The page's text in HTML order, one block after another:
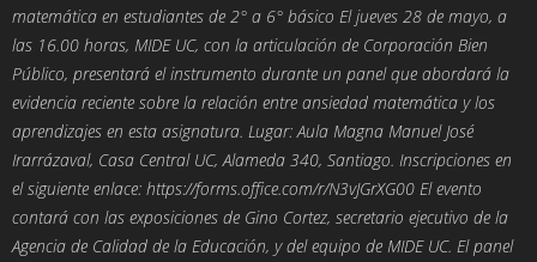
matemática en estudiantes de 2° a 6° básico El jueves 28 de mayo, a
las 16.00 horas, MIDE UC, con la articulación de Corporación Bien
Público, presentará el instrumento durante un panel que abordará la
evidencia reciente sobre la relación entre ansiedad matemática y los
aprendizajes en esta asignatura. Lugar: Aula Magna Manuel José
Irarrázaval, Casa Central UC, Alameda 340, Santiago. Inscripciones en
el siguiente enlace: https://forms.office.com/r/N3vJGrXG00 El evento
contará con las exposiciones de Gino Cortez, secretario ejecutivo de la
Agencia de Calidad de la Educación, y del equipo de MIDE UC. El panel